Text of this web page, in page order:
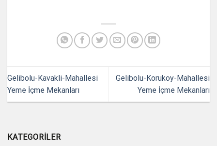
Gelibolu-Kavakli-Mahallesi
Yeme İçme Mekanları
Gelibolu-Korukoy-Mahallesi
Yeme İçme Mekanları
KATEGORILER